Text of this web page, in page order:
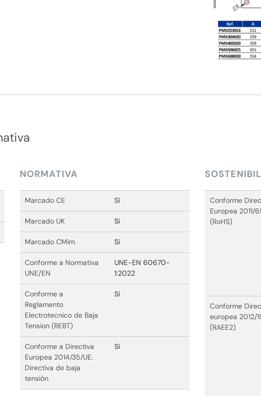
NORMATIVA
Marcado CE Sí
Marcado UK Sí
Marcado CMim Sí
Conforme a Normativa
UNE/EN
UNE-EN 60670-
1:2022
Conforme a
Reglamento
Electrotecnico de Baja
Tension (REBT)
Sí
Conforme a Directiva
Europea 2014/35/UE.
Directiva de baja
tensión
Sí
Conforme
Europea 2011/
(RoHS)
Conforme
europea 2012/
(RAEE2)